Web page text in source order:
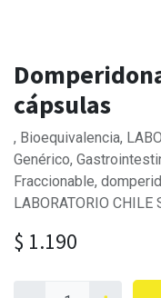
cápsulas
, Bioequivalencia,
Genérico,
Fraccionable,
LABORATORIO CHILE
$ 1.190